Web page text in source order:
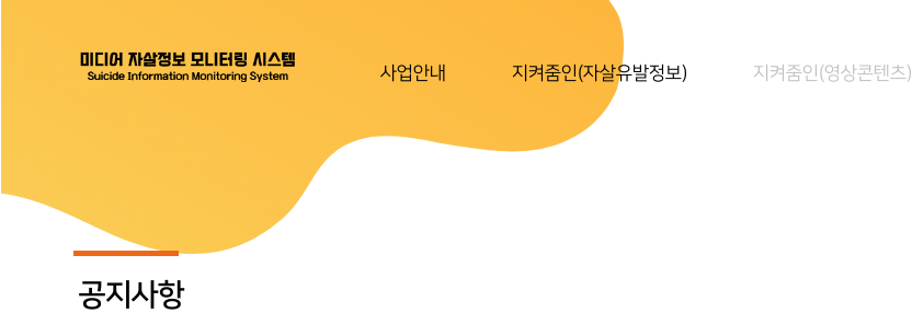
사업안내 지켜줌인(자살유발정보) 지켜줌인(영상콘텐츠)
공지사항